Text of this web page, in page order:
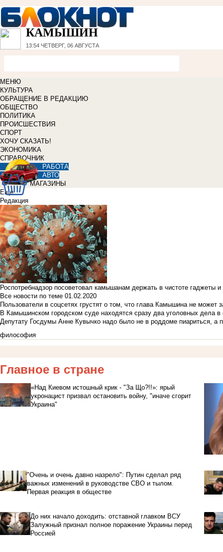
КАМЫШИН
13:54 ЧЕТВЕРГ, 06 АВГУСТА
МЕНЮ
КУЛЬТУРА
ОБРАЩЕНИЕ В РЕДАКЦИЮ
ОБЩЕСТВО
ПОЛИТИКА
ПРОИСШЕСТВИЯ
СПОРТ
ХОЧУ СКАЗАТЬ!
ЭКОНОМИКА
СПРАВОЧНИК
РАБОТА
АВТО
МАГАЗИНЫ
Еще
Редакция
Роспотребнадзор посоветовал камышанам держать в чистоте гаджеты
Все новости по теме 01.02.2020
Пользователи в соцсетях грустят о том, что глава Камышина не может
В Камышинском городском суде находятся сразу два уголовных дела
Депутату Госдумы Анне Кувычко надо было не в роддоме пиариться, а
философия
Главное в стране
«Над Киевом истошный крик - "За Що?!!»: ярый
укронацист призвал остановить войну, "иначе сгорит
Украина"
"Очень и очень давно назрело": Путин сделал ряд
важных изменений в руководстве СВО и тылом.
Первая реакция в обществе
До них начало доходить: отставной главком ВСУ
Залужный признал полное поражение Украины перед
Россией